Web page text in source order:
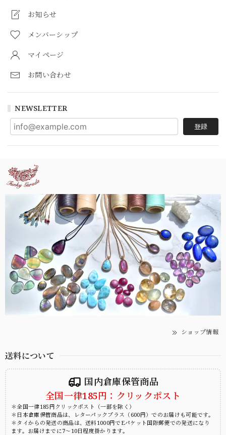
お知らせ
メンバーシップ
マイページ
お問い合わせ
NEWSLETTER
登録
ショップ情報
送料について
国内倉庫保管商品
全国一律185円：クリックポスト
＊全国一律185円クリックポスト（一部を除く）
＊日本倉庫保管商品は、レターパックプラス（600円）でのお届けも可能です。
＊タイからの発送の商品は、送料1000円でEパケット国際郵便での発送になり
ます。お届けまでに7～10日程度掛かります。